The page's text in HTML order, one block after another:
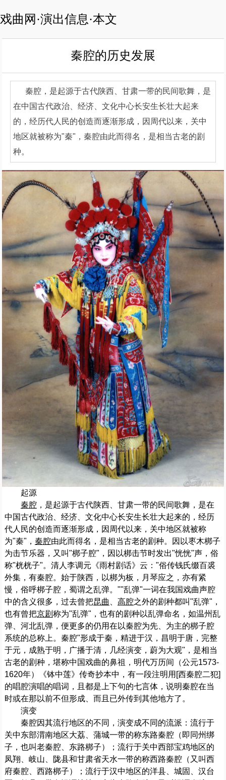
戏曲网·演出信息·本文
秦腔的历史发展
秦腔，是起源于古代陕西、甘肃一带的民间歌舞，是
在中国古代政治、经济、文化中心长安生长壮大起来
的，经历代人民的创造而逐渐形成，因周代以来，关中
地区就被称为"秦"，秦腔由此而得名，是相当古老的剧
种。
起源
秦腔，是起源于古代陕西、甘肃一带的民间歌舞，是在
中国古代政治、经济、文化中心长安生长壮大起来的，经历
代人民的创造而逐渐形成，因周代以来，关中地区就被称
为"秦"， 秦腔由此而得名，是相当古老的剧种。因以枣木梆子
为击节乐器，又叫"梆子腔"，因以梆击节时发出"恍恍"声，俗
称"桄桄子"。清人李调元《雨村剧话》云："俗传钱氏缀百裘
外集，有秦腔。始于陕西，以梆为板，月琴应之，亦有紧
慢，俗呼梆子腔，蜀谓之乱弹。""乱弹"一词在我国戏曲声腔
中的含义很多，过去曾把昆曲 高腔之外的剧种都叫"乱弹"，
也有曾把京剧称为"乱弹"，也有的剧种以乱弹命名，如温州乱
弹、河北乱弹，便更多的仍用在以秦腔为先、为主的梆子腔
系统的总称上。秦腔"形成于秦，精进于汉，昌明于唐，完整
于元，成熟于明，广播于清，几经演变，蔚为大观"，是相当
古老的剧种，堪称中国戏曲的鼻祖，明代万历间（公元1573-
1620年）《钵中莲》传奇抄本中，有一段注明用[西秦腔二犯]
的唱腔演唱的唱词，且都是上下句的七言体，说明秦腔在当
时或在那以前不但形成、而且已外传到其他地方了。
演变
秦腔因其流行地区的不同，演变成不同的流派：流行于
关中东部渭南地区大荔、蒲城一带的称东路秦腔（即同州绑
子，也叫老秦腔、东路梆子）；流行于关中西部宝鸡地区的
凤翔、岐山、陇县和甘肃省天水一带的称西路秦腔（又叫西
府秦腔、西路梆子）；流行于汉中地区的洋县、城固、汉台